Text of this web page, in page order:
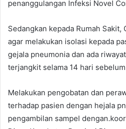
penanggulangan Infeksi Novel
Sedangkan kepada Rumah
agar melakukan isolasi kepada
gejala pneumonia dan ada
terjangkit selama 14 hari
Melakukan pengobatan dan
terhadap pasien dengan hejala
pengambilan sampel